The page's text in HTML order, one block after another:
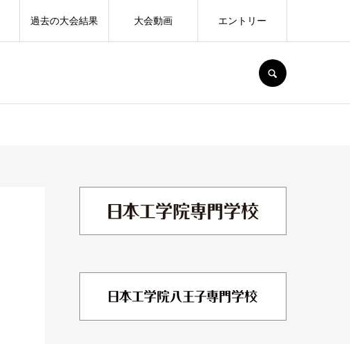
過去の大会結果 大会動画 エントリー